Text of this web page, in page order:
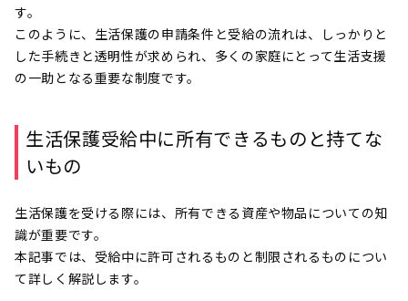
す。
このように、生活保護の申請条件と受給の流れは、しっかりと
した手続きと透明性が求められ、多くの家庭にとって生活支援
の一助となる重要な制度です。
生活保護受給中に所有できるものと持てな
いもの
生活保護を受ける際には、所有できる資産や物品についての知
識が重要です。
本記事では、受給中に許可されるものと制限されるものについ
て詳しく解説します。